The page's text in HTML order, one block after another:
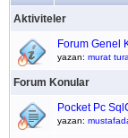
Aktiviteler
Forum Genel
yazan: murat
Forum Konular
Pocket Pc
yazan: